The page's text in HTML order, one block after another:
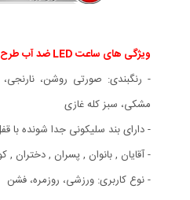
ویژگی های ساعت LED ضد آب طرح اپل واچ (سری 3):
- رنگبندی: صورتی روشن،
مشکی، سبز کله غازی
- دارای بند سلیکونی جدا شونده با
- آقایان , بانوان , پسران , دختران ,
- نوع کاربری: ورزشی، روزمره، فشن